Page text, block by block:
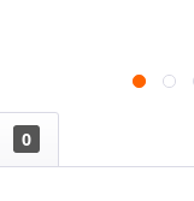
0